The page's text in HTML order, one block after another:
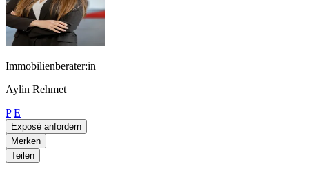
Immobilienberater:in
Aylin Rehmet
P E
Exposé anfordern
Merken
Teilen